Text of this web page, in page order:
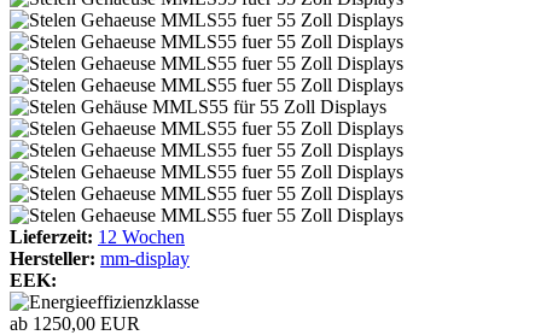
Lieferzeit: 12 Wochen
Hersteller: mm-display
EEK:
ab 1250,00 EUR